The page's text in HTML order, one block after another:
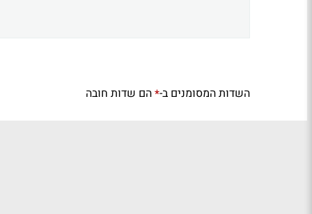
השדות המסומנים ב-*הם שדות חובה